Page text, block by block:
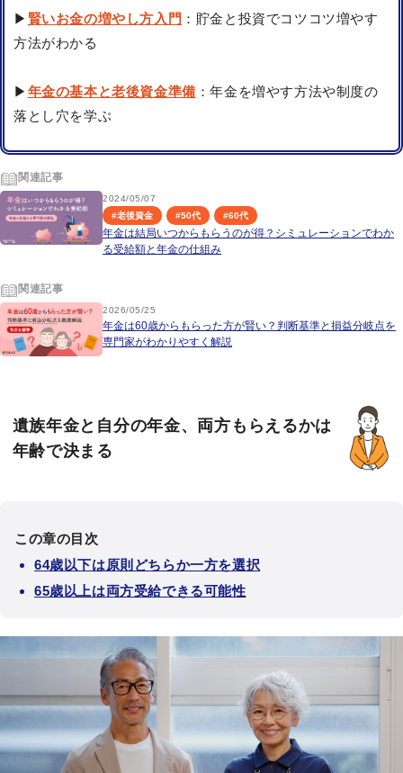
▶ 賢いお金の増やし方入門 ：貯金と投資でコツコツ増やす
方法がわかる
▶ 年金の基本と老後資金準備 ：年金を増やす方法や制度の
落とし穴を学ぶ
関連記事
2024/05/07
#老後資金 #50代 #60代
年金は結局いつからもらうのが得？シミュレーションでわか
る受給額と年金の仕組み
関連記事
2026/05/25
年金は60歳からもらった方が賢い？判断基準と損益分岐点を
専門家がわかりやすく解説
遺族年金と自分の年金、両方もらえるかは
年齢で決まる
この章の目次
64歳以下は原則どちらか一方を選択
65歳以上は両方受給できる可能性